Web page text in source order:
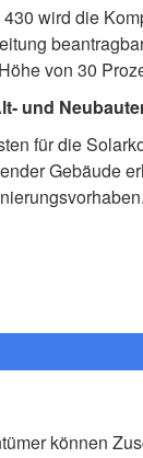
wird die
von 30
und
für die
Gebäude
können